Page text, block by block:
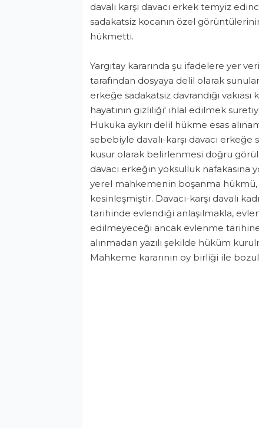
davalı karşı davacı erkek temyiz
sadakatsiz kocanın özel
hükmetti.
Yargıtay kararında şu ifadelere yer
tarafından dosyaya delil olarak
erkeğe sadakatsiz davrandığı
hayatının gizliliği' ihlal edilmek
Hukuka aykırı delil hükme esas
sebebiyle davalı-karşı davacı erkeğe
kusur olarak belirlenmesi doğru
davacı erkeğin yoksulluk
yerel mahkemenin boşanma
kesinleşmiştir. Davacı-karşı davalı
tarihinde evlendiği anlaşılmakla,
edilmeyeceği ancak evlenme
alınmadan yazılı şekilde hüküm
Mahkeme kararının oy birliği ile
Asayiş